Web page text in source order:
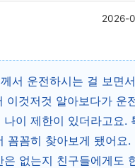
2026-
서 운전하시는 걸 보면
이것저것 알아보다가 운
나이 제한이 있더라고요.
꼼꼼히 찾아보게 됐어
은 없는지 친구들에게도